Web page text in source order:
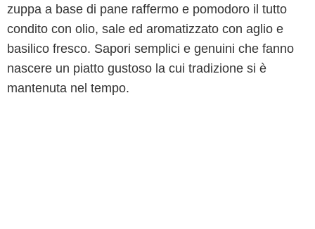
zuppa a base di pane raffermo e pomodoro il tutto
condito con olio, sale ed aromatizzato con aglio e
basilico fresco. Sapori semplici e genuini che fanno
nascere un piatto gustoso la cui tradizione si è
mantenuta nel tempo.